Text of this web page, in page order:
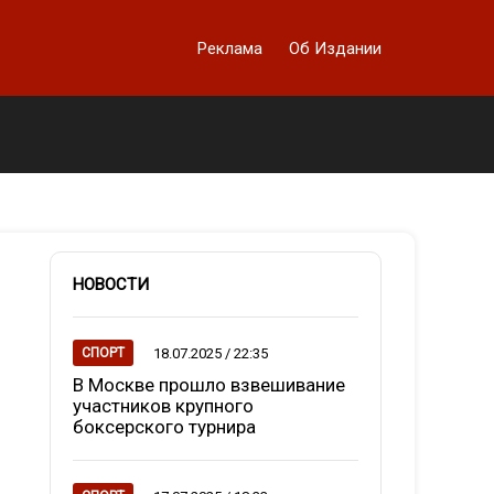
Реклама Об Издании
НОВОСТИ
СПОРТ 18.07.2025 / 22:35
В Москве прошло взвешивание
участников крупного
боксерского турнира